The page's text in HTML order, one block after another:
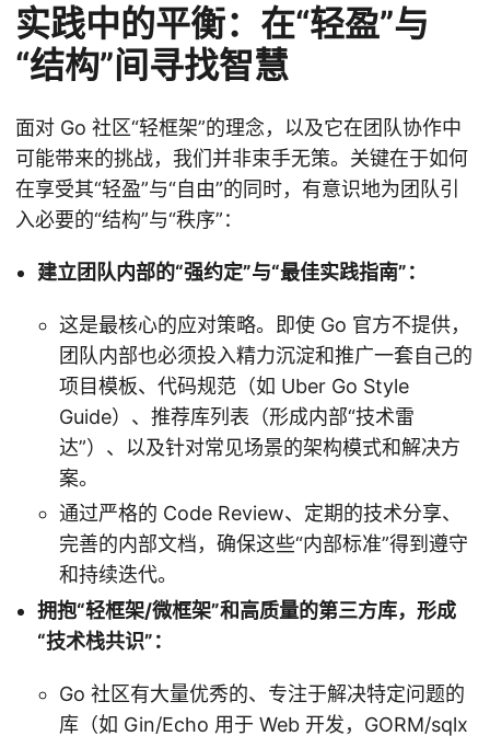
实践中的平衡：在“轻盈”与
“结构”间寻找智慧
面对 Go 社区“轻框架”的理念，以及它在团队协作中
可能带来的挑战，我们并非束手无策。关键在于如何
在享受其“轻盈”与“自由”的同时，有意识地为团队引
入必要的“结构”与“秩序”：
建立团队内部的“强约定”与“最佳实践指南”：
这是最核心的应对策略。即使 Go 官方不提供，
团队内部也必须投入精力沉淀和推广一套自己的
项目模板、代码规范（如 Uber Go Style
Guide）、推荐库列表（形成内部“技术雷
达”）、以及针对常见场景的架构模式和解决方
案。
通过严格的 Code Review、定期的技术分享、
完善的内部文档，确保这些“内部标准”得到遵守
和持续迭代。
拥抱“轻框架/微框架”和高质量的第三方库，形成
“技术栈共识”：
Go 社区有大量优秀的、专注于解决特定问题的
库（如 Gin/Echo 用于 Web 开发，GORM/sqlx